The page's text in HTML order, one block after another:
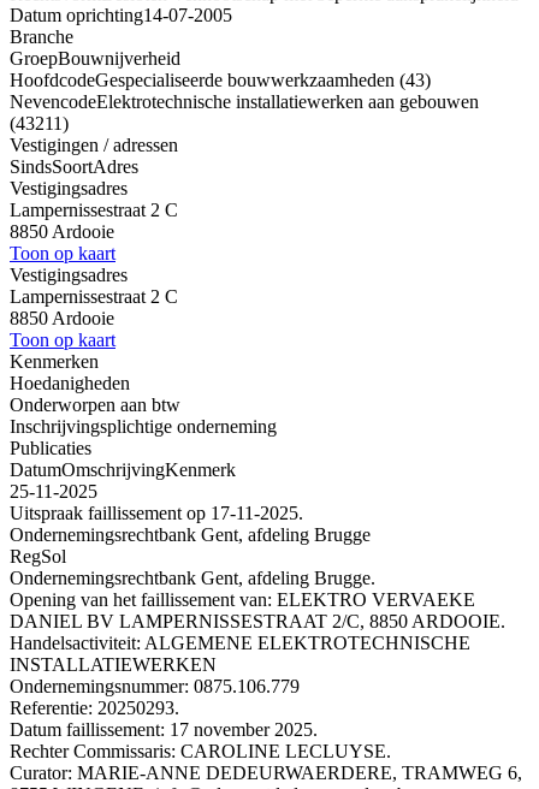
Datum oprichting14-07-2005
Branche
GroepBouwnijverheid
HoofdcodeGespecialiseerde bouwwerkzaamheden (43)
NevencodeElektrotechnische installatiewerken aan gebouwen
(43211)
Vestigingen / adressen
SindsSoortAdres
Vestigingsadres
Lampernissestraat 2 C
8850 Ardooie
Toon op kaart
Vestigingsadres
Lampernissestraat 2 C
8850 Ardooie
Toon op kaart
Kenmerken
Hoedanigheden
Onderworpen aan btw
Inschrijvingsplichtige onderneming
Publicaties
DatumOmschrijvingKenmerk
25-11-2025
Uitspraak faillissement op 17-11-2025.
Ondernemingsrechtbank Gent, afdeling Brugge
RegSol
Ondernemingsrechtbank Gent, afdeling Brugge.
Opening van het faillissement van: ELEKTRO VERVAEKE
DANIEL BV LAMPERNISSESTRAAT 2/C, 8850 ARDOOIE.
Handelsactiviteit: ALGEMENE ELEKTROTECHNISCHE
INSTALLATIEWERKEN
Ondernemingsnummer: 0875.106.779
Referentie: 20250293.
Datum faillissement: 17 november 2025.
Rechter Commissaris: CAROLINE LECLUYSE.
Curator: MARIE-ANNE DEDEURWAERDERE, TRAMWEG 6,